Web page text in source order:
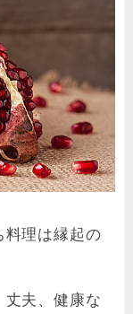
料理は縁起の
夫、健康な